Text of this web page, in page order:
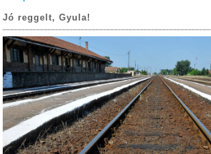
Jó reggelt, Gyula!